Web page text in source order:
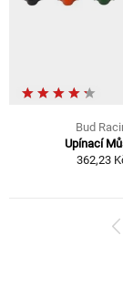
Bud
Upínací
362,23